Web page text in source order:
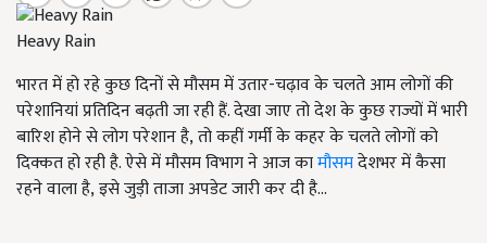
Heavy Rain
भारत में हो रहे कुछ दिनों से मौसम में उतार-चढ़ाव के चलते आम लोगों की
परेशानियां प्रतिदिन बढ़ती जा रही हैं. देखा जाए तो देश के कुछ राज्यों में भारी
बारिश होने से लोग परेशान है, तो कहीं गर्मी के कहर के चलते लोगों को
दिक्कत हो रही है. ऐसे में मौसम विभाग ने आज कामौसमदेशभर में कैसा
रहने वाला है, इसे जुड़ी ताजा अपडेट जारी कर दी है...